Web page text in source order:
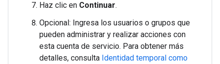
Haz clic en Continuar.
Opcional: Ingresa los usuarios o grupos que
pueden administrar y realizar acciones con
esta cuenta de servicio. Para obtener más
detalles, consulta Identidad temporal como